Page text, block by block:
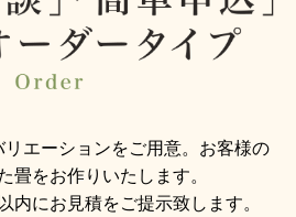
エーションをご用意。お客様の
畳をお作りいたします。
内にお見積をご提示致します。